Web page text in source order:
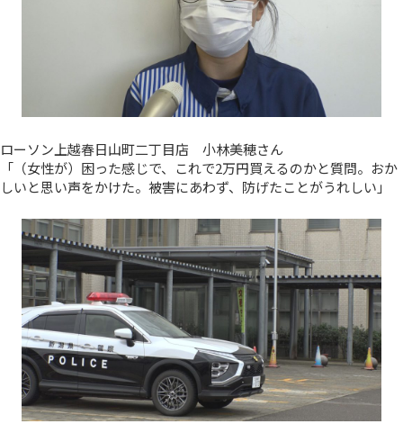
ローソン上越春日山町二丁目店 小林美穂さん
「（女性が）困った感じで、これで2万円買えるのかと質問。おか
しいと思い声をかけた。被害にあわず、防げたことがうれしい」